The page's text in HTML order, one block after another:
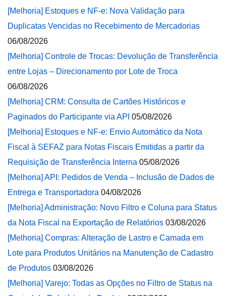
[Melhoria] Estoques e NF-e: Nova Validação para
Duplicatas Vencidas no Recebimento de Mercadorias
06/08/2026
[Melhoria] Controle de Trocas: Devolução de Transferência
entre Lojas – Direcionamento por Lote de Troca
06/08/2026
[Melhoria] CRM: Consulta de Cartões Históricos e
Paginados do Participante via API 05/08/2026
[Melhoria] Estoques e NF-e: Envio Automático da Nota
Fiscal à SEFAZ para Notas Fiscais Emitidas a partir da
Requisição de Transferência Interna 05/08/2026
[Melhoria] API: Pedidos de Venda – Inclusão de Dados de
Entrega e Transportadora 04/08/2026
[Melhoria] Administração: Novo Filtro e Coluna para Status
da Nota Fiscal na Exportação de Relatórios 03/08/2026
[Melhoria] Compras: Alteração de Lastro e Camada em
Lote para Produtos Unitários na Manutenção de Cadastro
de Produtos 03/08/2026
[Melhoria] Varejo: Todas as Opções no Filtro de Status na